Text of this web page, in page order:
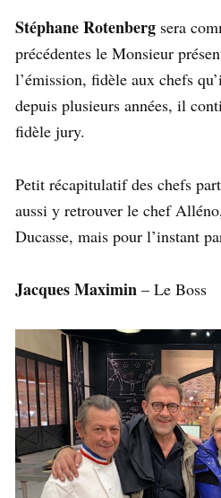
Stéphane Rotenberg sera
précédentes le Monsieur
l’émission, fidèle aux chefs
depuis plusieurs années, il
fidèle jury.
Petit récapitulatif des chefs
aussi y retrouver le chef
Ducasse, mais pour l’instant
Jacques Maximin – Le Boss